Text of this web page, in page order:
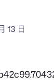
13 日